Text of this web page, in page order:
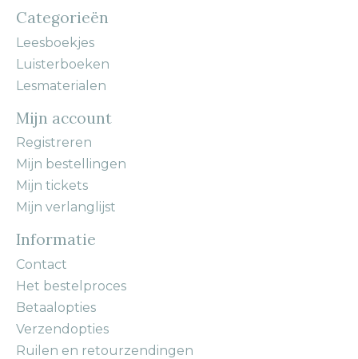
Categorieën
Leesboekjes
Luisterboeken
Lesmaterialen
Mijn account
Registreren
Mijn bestellingen
Mijn tickets
Mijn verlanglijst
Informatie
Contact
Het bestelproces
Betaalopties
Verzendopties
Ruilen en retourzendingen